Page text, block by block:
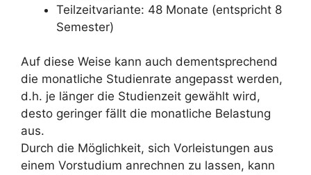
Teilzeitvariante: 48 Monate (entspricht 8
Semester)
Auf diese Weise kann auch dementsprechend
die monatliche Studienrate angepasst werden,
d.h. je länger die Studienzeit gewählt wird,
desto geringer fällt die monatliche Belastung
aus.
Durch die Möglichkeit, sich Vorleistungen aus
einem Vorstudium anrechnen zu lassen, kann